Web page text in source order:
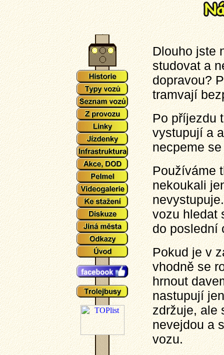
Dlouho jste
studovat a
dopravou?
tramvají
Po příjezdu
vystupují a
necpeme
Používáme
nekoukali
vozu hledat
do poslední
Pokud je v
vhodně se
hrnout
nastupují
zdržuje, ale
nevejdou a
vozu.